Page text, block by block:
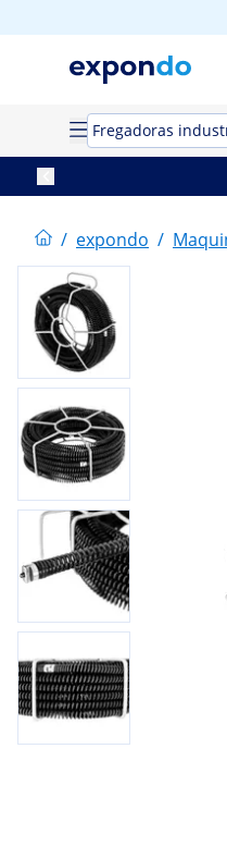
Fregadoras
/ expondo /